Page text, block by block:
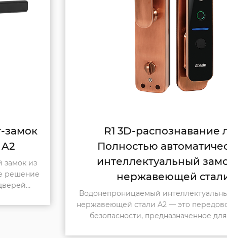
R1 3D-распознавание лиц
Полностью автоматический
интеллектуальный замок из
нержавеющей стали
Водонепроницаемый интеллектуальный замок из
нержавеющей стали A2 — это передовое решение
безопасности, предназначенное для дверей